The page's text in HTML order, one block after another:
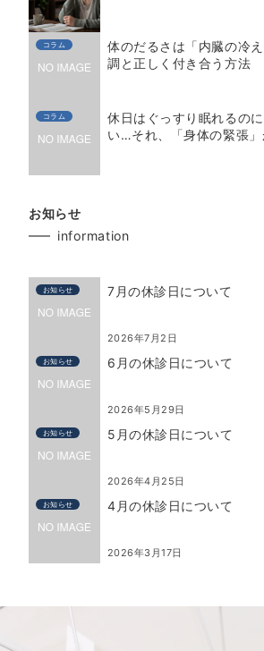
コラム
体のだるさは「内臓の冷
調と正しく付き合う方法
コラム
休日はぐっすり眠れるの
い…それ、「身体の緊張
お知らせ
information
お知らせ 7月の休診日について
2026年7月2日
お知らせ 6月の休診日について
2026年5月29日
お知らせ 5月の休診日について
2026年4月25日
お知らせ 4月の休診日について
2026年3月17日